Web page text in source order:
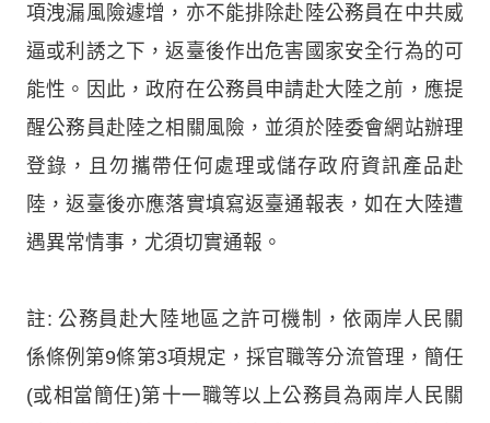
項洩漏風險遽增，亦不能排除赴陸公務員在中共威
逼或利誘之下，返臺後作出危害國家安全行為的可
能性。因此，政府在公務員申請赴大陸之前，應提
醒公務員赴陸之相關風險，並須於陸委會網站辦理
登錄，且勿攜帶任何處理或儲存政府資訊產品赴
陸，返臺後亦應落實填寫返臺通報表，如在大陸遭
遇異常情事，尤須切實通報。
註: 公務員赴大陸地區之許可機制，依兩岸人民關
係條例第9條第3項規定，採官職等分流管理，簡任
(或相當簡任)第十一職等以上公務員為兩岸人民關